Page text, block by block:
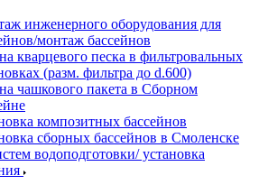
инженерного оборудования для
монтаж бассейнов
кварцевого песка в фильтровальных
(разм. фильтра до d.600)
чашкового пакета в Сборном
композитных бассейнов
сборных бассейнов в Смоленске
водоподготовки/ установка